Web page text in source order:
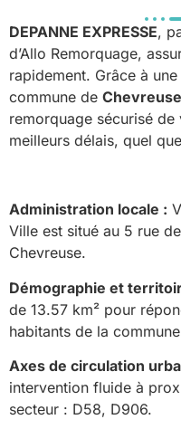
DEPANNE EXPRESSE,
d’Allo Remorquage,
rapidement. Grâce à
commune de Chevreuse
remorquage sécurisé
meilleurs délais, quel
Administration locale :
Ville est situé au 5 rue
Chevreuse.
Démographie et
de 13.57 km² pour
habitants de la
Axes de circulation
intervention fluide à
secteur : D58, D906.